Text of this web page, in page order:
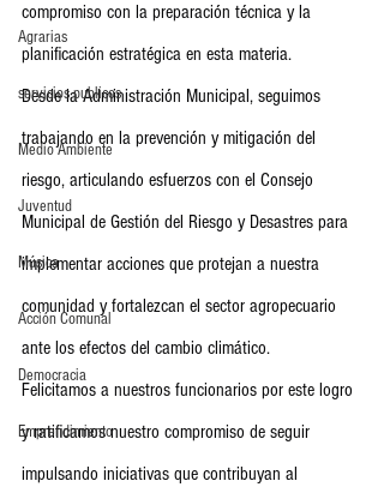
Agrarias
servicios publicos
Medio Ambiente
Juventud
Música
Acción Comunal
Democracia
Emprendimiento
compromiso con la preparación técnica y la
planificación estratégica en esta materia.
Desde la Administración Municipal, seguimos
trabajando en la prevención y mitigación del
riesgo, articulando esfuerzos con el Consejo
Municipal de Gestión del Riesgo y Desastres para
implementar acciones que protejan a nuestra
comunidad y fortalezcan el sector agropecuario
ante los efectos del cambio climático.
Felicitamos a nuestros funcionarios por este logro
y ratificamos nuestro compromiso de seguir
impulsando iniciativas que contribuyan al